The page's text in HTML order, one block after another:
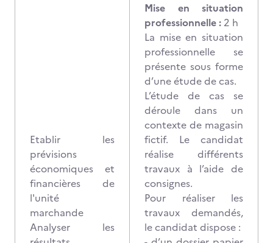
Etablir les
prévisions
économiques et
financières de
l'unité
marchande
Analyser les
Mise en situation
professionnelle : 2 h
La mise en situation
professionnelle se
présente sous forme
d’une étude de cas.
L’étude de cas se
déroule dans un
contexte de magasin
fictif. Le candidat
réalise différents
travaux à l’aide de
consignes.
Pour réaliser les
travaux demandés,
le candidat dispose :